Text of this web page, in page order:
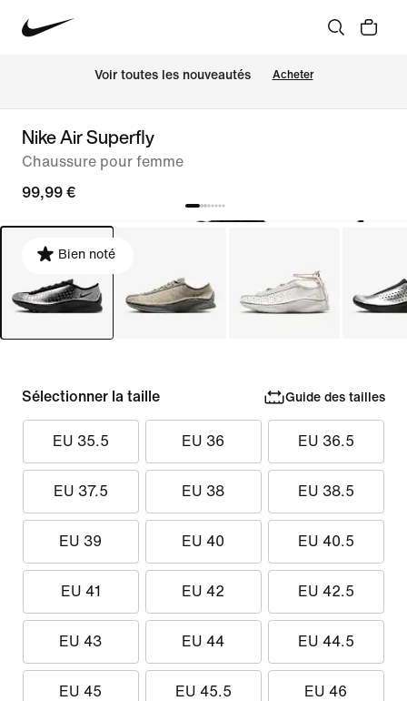
Voir toutes les nouveautés Acheter
Nike Air Superfly
Chaussure pour femme
99,99 €
Bien noté
Sélectionner la taille Guide des tailles
EU 35.5 EU 36 EU 36.5
EU 37.5 EU 38 EU 38.5
EU 39 EU 40 EU 40.5
EU 41 EU 42 EU 42.5
EU 43 EU 44 EU 44.5
EU 45 EU 45.5 EU 46